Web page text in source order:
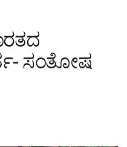
ಸಂತೋಷ